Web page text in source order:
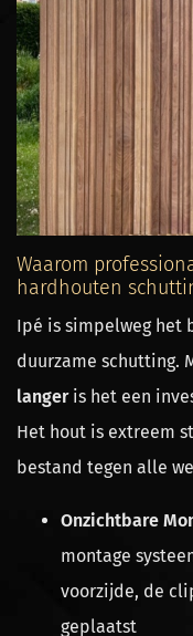
Waarom
hardhouten
Ipé is simpelweg het
duurzame schutting.
langeris het een
Het hout is extreem
bestand tegen alle
Onzichtbare
montage
voorzijde, de
geplaatst